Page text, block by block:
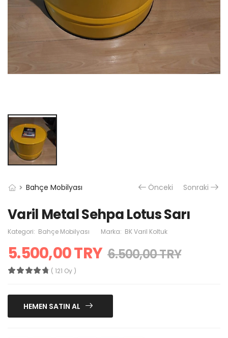
Bahçe Mobilyası Önceki Sonraki
Varil Metal Sehpa Lotus Sarı
Kategori: Bahçe Mobilyası Marka: BK Varil Koltuk
5.500,00 TRY 6.500,00 TRY
( 121 Oy )
HEMEN SATIN AL